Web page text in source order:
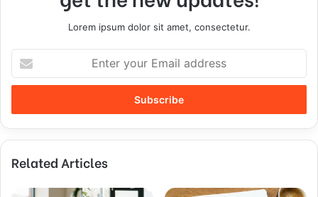
Lorem ipsum dolor sit amet, consectetur.
t
r
y
u
Related Articles